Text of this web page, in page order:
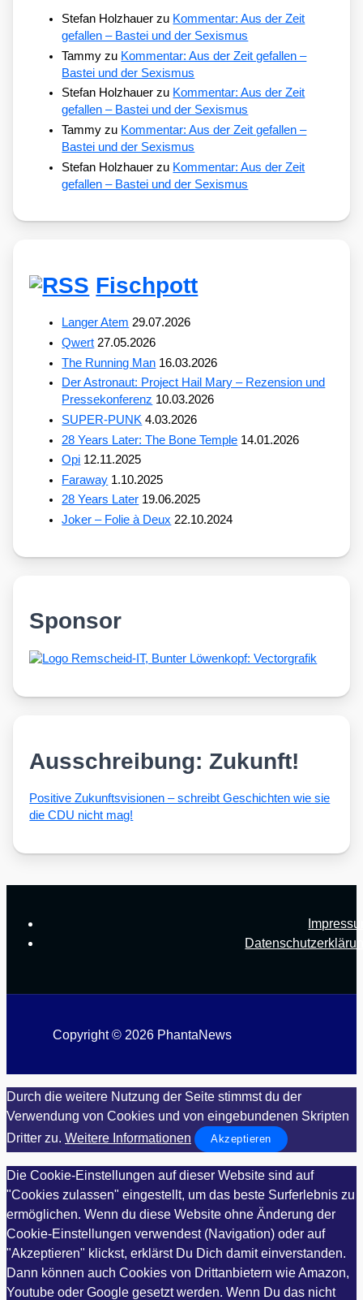
Stefan Holzhauer zu Kommentar: Aus der Zeit
gefallen – Bastei und der Sexismus
Tammy zu Kommentar: Aus der Zeit gefallen –
Bastei und der Sexismus
Stefan Holzhauer zu Kommentar: Aus der Zeit
gefallen – Bastei und der Sexismus
Tammy zu Kommentar: Aus der Zeit gefallen –
Bastei und der Sexismus
Stefan Holzhauer zu Kommentar: Aus der Zeit
gefallen – Bastei und der Sexismus
Fischpott
Langer Atem 29.07.2026
Qwert 27.05.2026
The Running Man 16.03.2026
Der Astronaut: Project Hail Mary – Rezension und
Pressekonferenz 10.03.2026
SUPER-PUNK 4.03.2026
28 Years Later: The Bone Temple 14.01.2026
Opi 12.11.2025
Faraway 1.10.2025
28 Years Later 19.06.2025
Joker – Folie à Deux 22.10.2024
Sponsor
Ausschreibung: Zukunft!
Posi­ti­ve Zukunfts­vi­sio­nen – schreibt Geschich­ten wie sie
die CDU nicht mag!
Copyright © 2026 PhantaNews
Durch die weitere Nutzung der Seite stimmst du der
Verwendung von Cookies und von eingebundenen Skripten
Dritter zu. Weitere Informationen Akzeptieren
Die Cookie-Einstellungen auf dieser Website sind auf
"Cookies zulassen" eingestellt, um das beste Surferlebnis zu
ermöglichen. Wenn du diese Website ohne Änderung der
Cookie-Einstellungen verwendest (Navigation) oder auf
"Akzeptieren" klickst, erklärst Du Dich damit einverstanden.
Dann können auch Cookies von Drittanbietern wie Amazon,
Youtube oder Google gesetzt werden. Wenn Du das nicht